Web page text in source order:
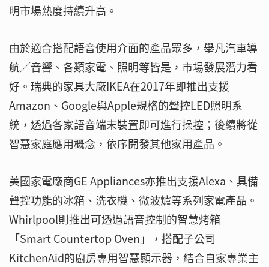
明市場熱度持續升高。
由於適合搭配語音使用介面的產品眾多，舉凡汽車導
航╱音響、各類家電、照明等皆是，市場發展潛力看
好。瑞典的家具大廠IKEA在2017年即推出支援
Amazon、Google與Apple規格的聲控LED照明系
統，透過各家語音端末裝置即可進行操控；後續將從
智慧家庭應用概念，依序開發其他家用產品。
美國家電廠商GE Appliances亦推出支援Alexa、具備
聲控功能的冰箱、洗衣機、微波爐等系列家電產品。
Whirlpool則推出可透過語音控制的智慧烤箱
「Smart Countertop Oven」，搭配子公司
KitchenAid的廚房專用智慧顯示器，結合自家專業主